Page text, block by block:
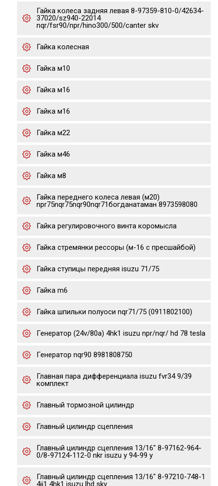
Гайка колеса задняя левая 8-97359-810-0/42634-
37020/sz940-22014
nqr/fsr90/npr/hino300/500/canter skv
Гайка колесная
Гайка м10
Гайка м16
Гайка м16
Гайка м22
Гайка м46
Гайка м8
Гайка переднего колеса левая (м20)
npr75nqr75nqr90nqr71богданатаман 8973598080
Гайка регулировочного винта коромысла
Гайка стремянки рессоры (м-16 с пресшайбой)
Гайка ступицы передняя isuzu 71/75
Гайка m6
Гайка шпильки полуоси nqr71/75 (0911802100)
Генератор (24v/80a) 4hk1 isuzu npr/nqr/ hd 78 tesla
Генератор nqr90 8981808750
Главная пара дифференциала isuzu fvr34 9/39
комплект
Главный тормозной цилиндр
Главный цилиндр сцепления
Главный цилиндр сцепления 13/16" 8-97162-964-
0/8-97124-112-0 nkr isuzu y 94-99 y
Главный цилиндр сцепления 13/16" 8-97210-748-1
4jj1 4hk1 isuzu lhd skv